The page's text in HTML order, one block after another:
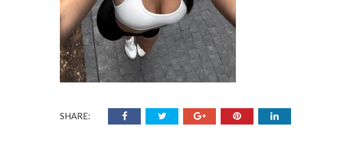
SHARE: